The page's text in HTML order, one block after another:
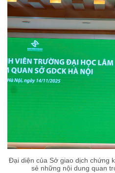
Đại diện của Sở giao dịch chứng
sẻ những nội dung quan